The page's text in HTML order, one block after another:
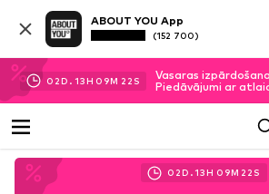
ABOUT YOU App
(152 700)
02D. 13H 09M 20 S
Vasaras
Piedāvājumi ar
02D.13H 09M 20 S